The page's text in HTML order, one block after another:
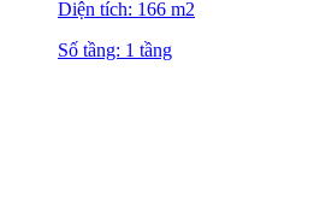
Diện tích: 166 m2
Số tầng: 1 tầng